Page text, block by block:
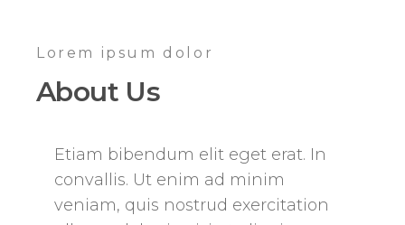
Lorem ipsum dolor
About Us
Etiam bibendum elit eget erat. In
convallis. Ut enim ad minim
veniam, quis nostrud exercitation